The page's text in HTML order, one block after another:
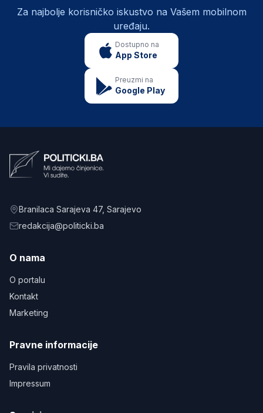
Za najbolje korisničko iskustvo na Vašem mobilnom
uređaju.
Dostupno na
App Store
Preuzmi na
Google Play
Branilaca Sarajeva 47, Sarajevo
redakcija@politicki.ba
O nama
O portalu
Kontakt
Marketing
Pravne informacije
Pravila privatnosti
Impressum